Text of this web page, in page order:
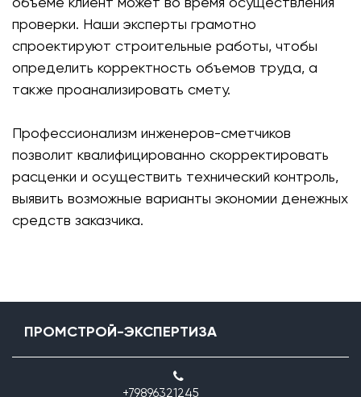
проверки. Наши эксперты грамотно
спроектируют строительные работы, чтобы
определить корректность объемов труда, а
также проанализировать смету.
Профессионализм инженеров-сметчиков
позволит квалифицированно скорректировать
расценки и осуществить технический контроль,
выявить возможные варианты экономии денежных
средств заказчика.
ПРОМСТРОЙ-ЭКСПЕРТИЗА
+79896321245